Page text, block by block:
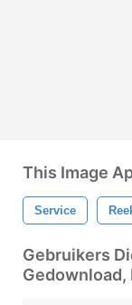
This Image
Service
Gebruikers
Gedownload,